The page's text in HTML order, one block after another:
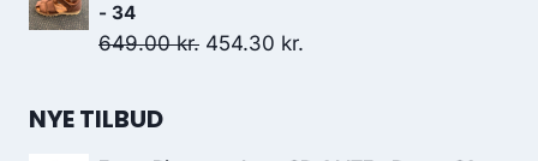
- 34
649.00kr. Den
454.30 kr.
NYE TILBUD